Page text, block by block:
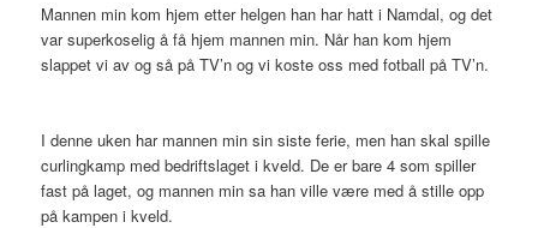
Mannen min kom hjem etter helgen han har hatt i Namdal, og det
var superkoselig å få hjem mannen min. Når han kom hjem
slappet vi av og så på TV’n og vi koste oss med fotball på TV’n.
I denne uken har mannen min sin siste ferie, men han skal spille
curlingkamp med bedriftslaget i kveld. De er bare 4 som spiller
fast på laget, og mannen min sa han ville være med å stille opp
på kampen i kveld.